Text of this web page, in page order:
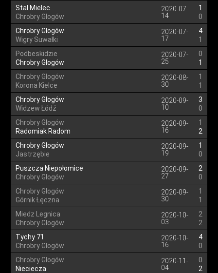
Stal Mielec
Chrobry Głogów
2020-07-
14
1
0
Chrobry Głogów
Wigry Suwałki
2020-07-
17
4
1
Podbeskidzie
Chrobry Głogów
2020-07-
25
0
1
Chrobry Głogów
Korona Kielce
2020-08-
30
1
1
Chrobry Głogów
Widzew Łódź
2020-09-
10
3
0
Chrobry Głogów
Radomiak Radom
2020-09-
16
1
2
Chrobry Głogów
Jastrzębie
2020-09-
19
1
0
Puszcza Niepołomice
Chrobry Głogów
2020-09-
27
2
0
Chrobry Głogów
Górnik Łęczna
2020-09-
30
1
1
Miedz Legnica
Chrobry Głogów
2020-10-
03
2
2
Tychy 71
Chrobry Głogów
2020-10-
16
4
0
Chrobry Głogów
Nieciecza
2020-11-
04
0
2